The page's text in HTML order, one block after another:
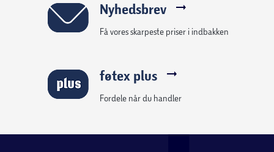
Nyhedsbrev
Få vores skarpeste priser i indbakken
føtex plus
Fordele når du handler